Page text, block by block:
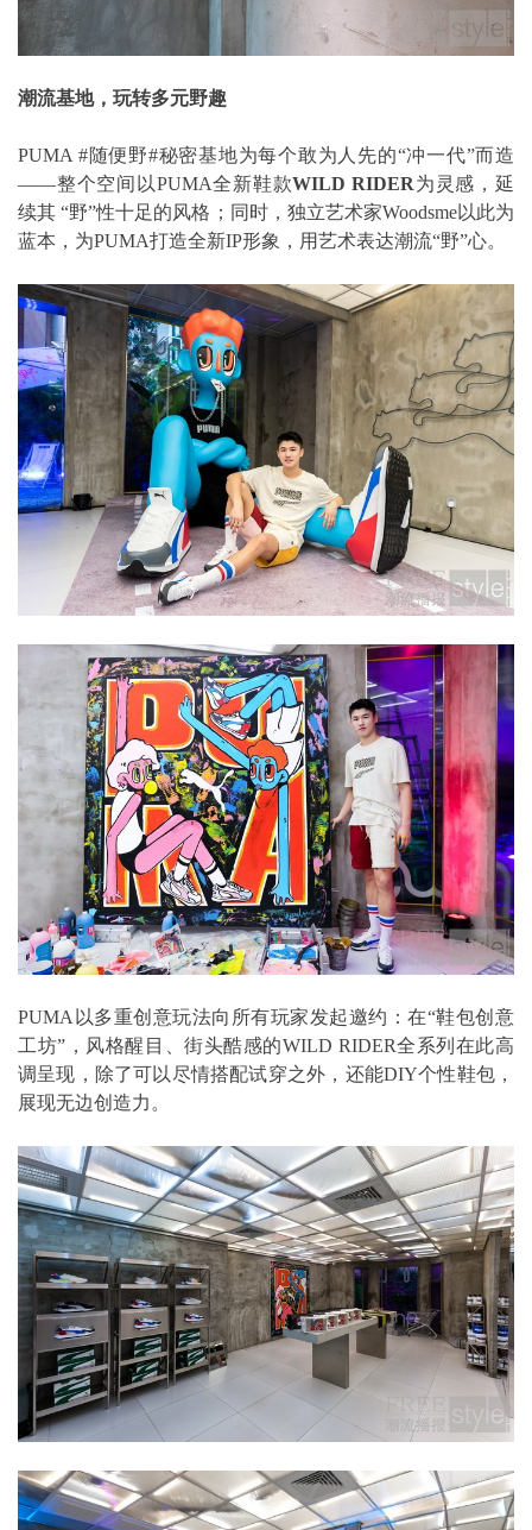
潮流基地，玩转多元野趣
PUMA #随便野#秘密基地为每个敢为人先的“冲一代”而造
——整个空间以PUMA全新鞋款WILD RIDER为灵感，延
续其 “野”性十足的风格；同时，独立艺术家Woodsme以此为
蓝本，为PUMA打造全新IP形象，用艺术表达潮流“野”心。
PUMA以多重创意玩法向所有玩家发起邀约：在“鞋包创意
工坊”，风格醒目、街头酷感的WILD RIDER全系列在此高
调呈现，除了可以尽情搭配试穿之外，还能DIY个性鞋包，
展现无边创造力。